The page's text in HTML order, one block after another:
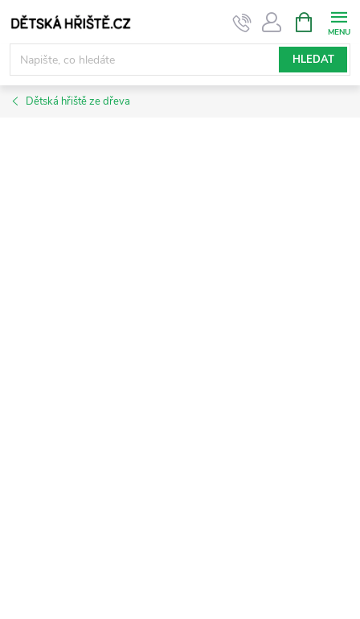
na
obsah
HLEDAT
NÁKUPNÍ
KOŠÍK
Dětská hřiště ze dřeva